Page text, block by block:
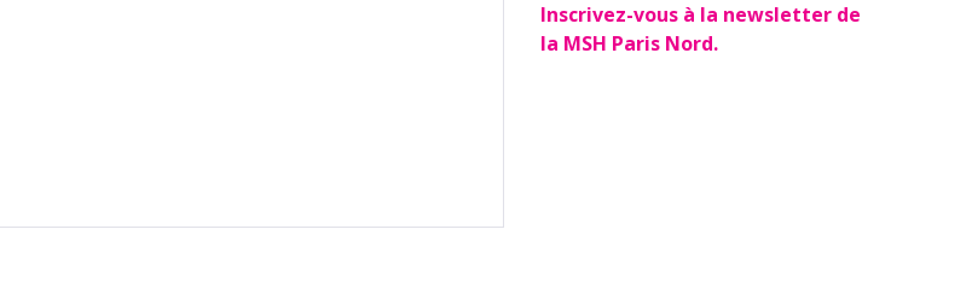
Inscrivez-vous à la newsletter de
la MSH Paris Nord.